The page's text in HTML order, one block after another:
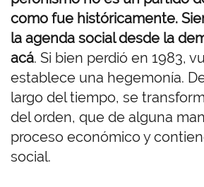
como fue históricamente.
la agenda social desde la
acá. Si bien perdió en 1983,
establece una hegemonía.
largo del tiempo, se
del orden, que de alguna
proceso económico y
social.